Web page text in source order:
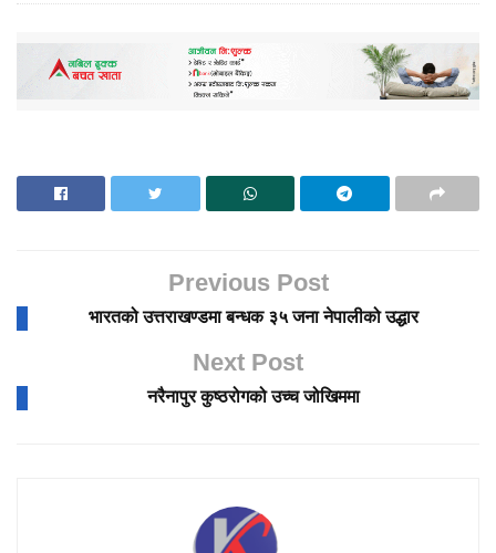
Previous Post
भारतको उत्तराखण्डमा बन्धक ३५ जना नेपालीको उद्धार
Next Post
नरैनापुर कुष्ठरोगको उच्च जोखिममा